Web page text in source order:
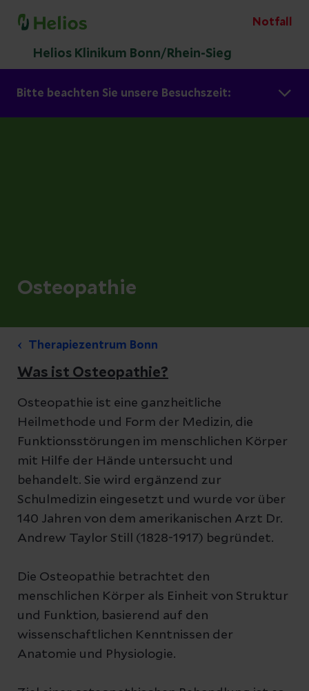
Notfall
Helios Klinikum Bonn/Rhein-Sieg
Bitte beachten Sie unsere Besuchszeit:
Osteopathie
Therapiezentrum Bonn
Was ist Osteopathie?
Osteopathie ist eine ganzheitliche
Heilmethode und Form der Medizin, die
Funktionsstörungen im menschlichen Körper
mit Hilfe der Hände untersucht und
behandelt. Sie wird ergänzend zur
Schulmedizin eingesetzt und wurde vor über
140 Jahren von dem amerikanischen Arzt Dr.
Andrew Taylor Still (1828-1917) begründet.
Die Osteopathie betrachtet den
menschlichen Körper als Einheit von Struktur
und Funktion, basierend auf den
wissenschaftlichen Kenntnissen der
Anatomie und Physiologie.